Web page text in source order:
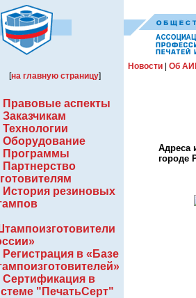
[на главную страницу]
Новости Об
Правовые аспекты
Заказчикам
Технологии
Оборудование
Программы
Партнерство
История резиновых
Регистрация в «Базе
Сертификация в
"ПечатьСерт"
Адреса
городе